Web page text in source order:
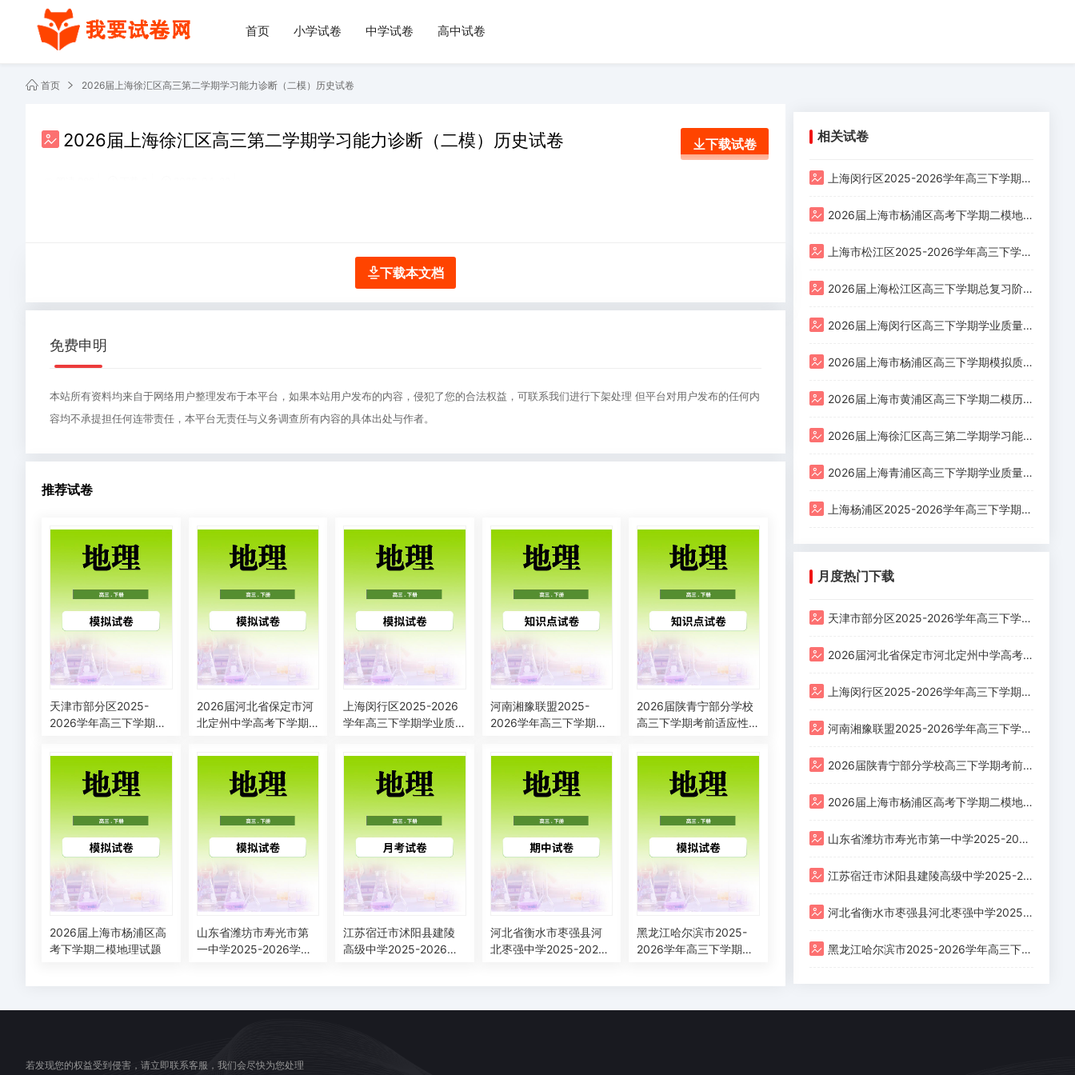
首页 小学试卷 中学试卷 高中试卷
首页 2026届上海徐汇区高三第二学期学习能力诊断（二模）历史试卷
2026届上海徐汇区高三第二学期学习能力诊断（二模）历史试卷 下载试卷
下载本文档
免费申明
本站所有资料均来自于网络用户整理发布于本平台，如果本站用户发布的内容，侵犯了您的合法权益，可联系我们进行下架处理 但平台对用户发布的任何内
容均不承提担任何连带责任，本平台无责任与义务调查所有内容的具体出处与作者。
推荐试卷
天津市部分区2025-
2026学年高三下学期一
2026届河北省保定市河
北定州中学高考下学期
上海闵行区2025-2026
学年高三下学期学业质
卷
河南湘豫联盟2025-
2026学年高三下学期四
2026届陕青宁部分学校
高三下学期考前适应性
2026届上海市杨浦区高
考下学期二模地理试题
山东省潍坊市寿光市第
一中学2025-2026学年
江苏宿迁市沭阳县建陵
高级中学2025-2026学
河北省衡水市枣强县河
北枣强中学2025-2026
黑龙江哈尔滨市2025-
2026学年高三下学期第
相关试卷
上海闵行区2025-2026学年高三下学期学业质量调研（二模）地理试卷
2026届上海市杨浦区高考下学期二模地理试题
上海市松江区2025-2026学年高三下学期总复习阶段模拟（二模）地理试题
2026届上海松江区高三下学期总复习阶段模拟练习（二模）历史试题
2026届上海闵行区高三下学期学业质量调研（二模）历史学科试卷
2026届上海市杨浦区高三下学期模拟质量调研历史试题
2026届上海市黄浦区高三下学期二模历史试题
2026届上海徐汇区高三第二学期学习能力诊断（二模）历史试卷
2026届上海青浦区高三下学期学业质量调研（二模）历史试卷
上海杨浦区2025-2026学年高三下学期模拟质量调研（二模）政治试卷
月度热门下载
天津市部分区2025-2026学年高三下学期一模考试地理试题
2026届河北省保定市河北定州中学高考下学期一模地理试题
上海闵行区2025-2026学年高三下学期学业质量调研（二模）地理试卷
河南湘豫联盟2025-2026学年高三下学期四月阶段检测地理试题
2026届陕青宁部分学校高三下学期考前适应性训练地理试卷
2026届上海市杨浦区高考下学期二模地理试题
山东省潍坊市寿光市第一中学2025-2026学年高三下学期二模考前训练地理试题（二）
江苏宿迁市沭阳县建陵高级中学2025-2026学年高三下学期3月月考地理试卷
河北省衡水市枣强县河北枣强中学2025-2026学年高三下学期4月期中地理试题
黑龙江哈尔滨市2025-2026学年高三下学期第一次模拟考试地理试题
若发现您的权益受到侵害，请立即联系客服，我们会尽快为您处理